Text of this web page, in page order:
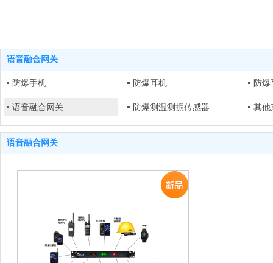
语音融合网关
防爆手机 防爆耳机 防爆
语音融合网关 防爆测温测振传感器 其他
语音融合网关